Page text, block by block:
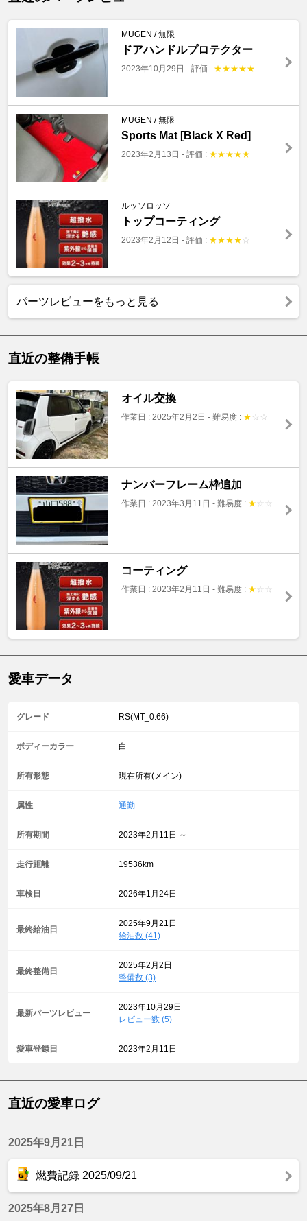
MUGEN / 無限
ドアハンドルプロテクター
2023年10月29日 - 評価 : ★★★★★
MUGEN / 無限
Sports Mat [Black X Red]
2023年2月13日 - 評価 : ★★★★★
ルッソロッソ
トップコーティング
2023年2月12日 - 評価 : ★★★★ ☆
パーツレビューをもっと見る
直近の整備手帳
オイル交換
作業日 : 2025年2月2日 - 難易度 : ★ ☆ ☆
ナンバーフレーム枠追加
作業日 : 2023年3月11日 - 難易度 : ★ ☆ ☆
コーティング
作業日 : 2023年2月11日 - 難易度 : ★ ☆ ☆
愛車データ
グレード RS(MT_0.66)
ボディーカラー 白
所有形態 現在所有(メイン)
属性 通勤
所有期間 2023年2月11日 ～
走行距離 19536km
車検日 2026年1月24日
最終給油日
2025年9月21日
給油数 (41)
最終整備日
2025年2月2日
整備数 (3)
最新パーツレビュー
2023年10月29日
レビュー数 (5)
愛車登録日 2023年2月11日
直近の愛車ログ
2025年9月21日
燃費記録 2025/09/21
2025年8月27日